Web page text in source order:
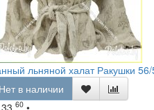
льняной халат Ракушки 56/
в наличии
60 •